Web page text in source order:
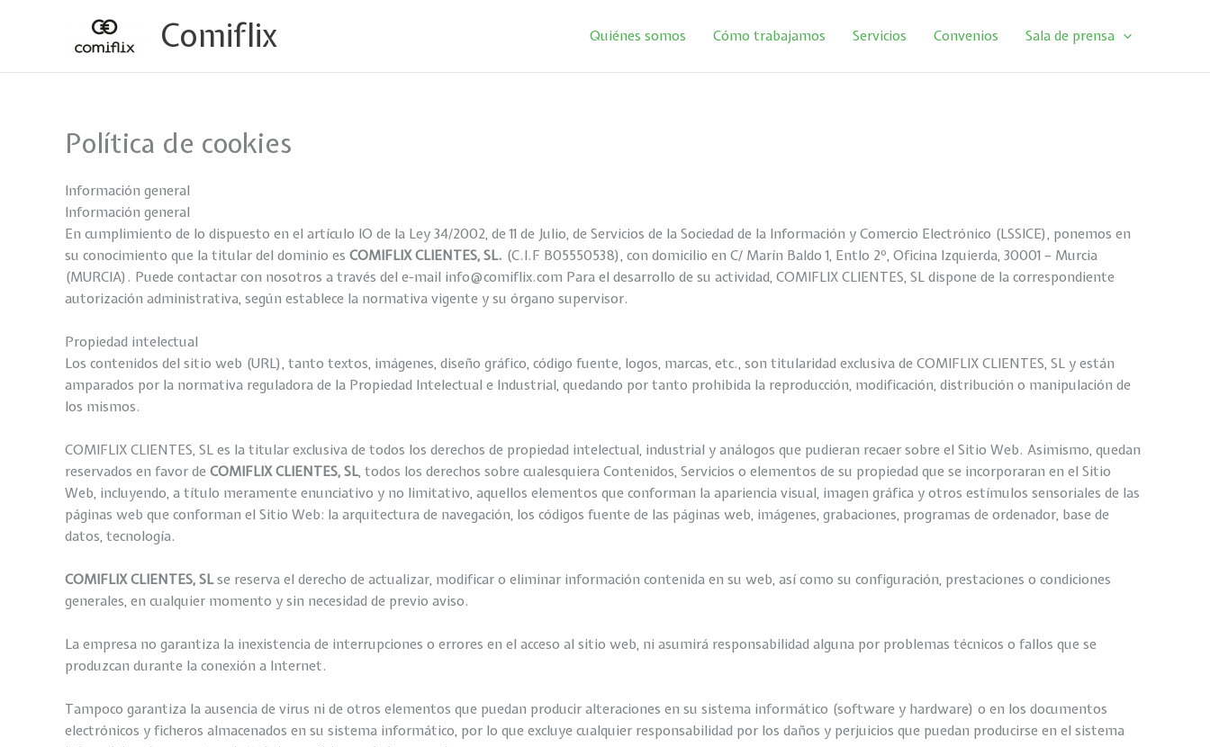
Comiflix Quiénes somos Cómo trabajamos Servicios Convenios Sala de prensa
Política de cookies
Información general
Información general
En cumplimiento de lo dispuesto en el artículo IO de la Ley 34/2002, de 11 de Julio, de Servicios de la Sociedad de la Información y Comercio Electrónico (LSSICE), ponemos en
su conocimiento que la titular del dominio es COMIFLIX CLIENTES, SL. (C.I.F B05550538), con domicilio en C/ Marín Baldo 1, Entlo 2º, Oficina Izquierda, 30001 – Murcia
(MURCIA). Puede contactar con nosotros a través del e-mail info@comiflix.com Para el desarrollo de su actividad, COMIFLIX CLIENTES, SL dispone de la correspondiente
autorización administrativa, según establece la normativa vigente y su órgano supervisor.
Propiedad intelectual
Los contenidos del sitio web (URL), tanto textos, imágenes, diseño gráfico, código fuente, logos, marcas, etc., son titularidad exclusiva de COMIFLIX CLIENTES, SL y están
amparados por la normativa reguladora de la Propiedad Intelectual e Industrial, quedando por tanto prohibida la reproducción, modificación, distribución o manipulación de
los mismos.
COMIFLIX CLIENTES, SL es la titular exclusiva de todos los derechos de propiedad intelectual, industrial y análogos que pudieran recaer sobre el Sitio Web. Asimismo, quedan
reservados en favor de COMIFLIX CLIENTES, SL, todos los derechos sobre cualesquiera Contenidos, Servicios o elementos de su propiedad que se incorporaran en el Sitio
Web, incluyendo, a título meramente enunciativo y no limitativo, aquellos elementos que conforman la apariencia visual, imagen gráfica y otros estímulos sensoriales de las
páginas web que conforman el Sitio Web: la arquitectura de navegación, los códigos fuente de las páginas web, imágenes, grabaciones, programas de ordenador, base de
datos, tecnología.
COMIFLIX CLIENTES, SLse reserva el derecho de actualizar, modificar o eliminar información contenida en su web, así como su configuración, prestaciones o condiciones
generales, en cualquier momento y sin necesidad de previo aviso.
La empresa no garantiza la inexistencia de interrupciones o errores en el acceso al sitio web, ni asumirá responsabilidad alguna por problemas técnicos o fallos que se
produzcan durante la conexión a Internet.
Tampoco garantiza la ausencia de virus ni de otros elementos que puedan producir alteraciones en su sistema informático (software y hardware) o en los documentos
electrónicos y ficheros almacenados en su sistema informático, por lo que excluye cualquier responsabilidad por los daños y perjuicios que puedan producirse en el sistema